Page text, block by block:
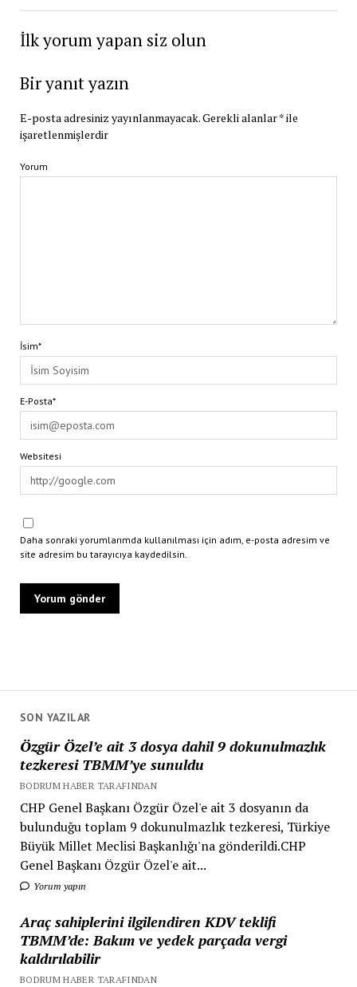
SON YAZILAR
Özgür Özel’e ait 3 dosya dahil 9 dokunulmazlık
tezkeresi TBMM’ye sunuldu
BODRUM HABER TARAFINDAN
CHP Genel Başkanı Özgür Özel'e ait 3 dosyanın da
bulunduğu toplam 9 dokunulmazlık tezkeresi, Türkiye
Büyük Millet Meclisi Başkanlığı'na gönderildi.CHP
Genel Başkanı Özgür Özel'e ait...
Yorum yapın
Araç sahiplerini ilgilendiren KDV teklifi
TBMM’de: Bakım ve yedek parçada vergi
kaldırılabilir
BODRUM HABER TARAFINDAN
İlk yorum yapan siz olun
Bir yanıt yazın
E-posta adresiniz yayınlanmayacak.Gerekli alanlar*ile
işaretlenmişlerdir
Yorum
İsim*
E-Posta*
Websitesi
Daha sonraki yorumlarımda kullanılması için adım, e-posta adresim ve
site adresim bu tarayıcıya kaydedilsin.